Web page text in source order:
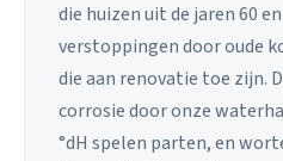
die huizen uit de jaren 60
verstoppingen door oude
die aan renovatie toe zijn.
corrosie door onze
°dH spelen parten, en